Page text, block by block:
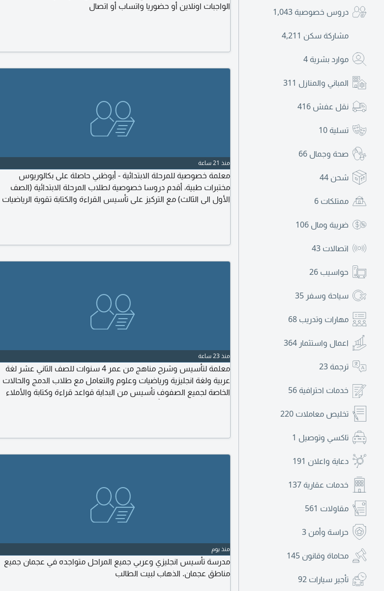
دروس خصوصية 1,043
مشاركة سكن 4,211
موارد بشرية 4
المباني والمنازل 311
نقل عفش 416
تسلية 10
صحة وجمال 66
شحن 44
ممتلكات 6
ضريبة ومال 106
اتصالات 43
حواسيب 26
سياحة وسفر 35
مهارات وتدريب 68
اعمال واستثمار 364
ترجمة 23
خدمات احترافية 56
تخليص معاملات 220
تاكسي وتوصيل 1
دعاية واعلان 191
خدمات عقارية 137
مقاولات 561
حراسة وأمن 3
محاماة وقانون 145
تأجير سيارات 92
الواجبات اونلاين أو حضوريا واتساب أو اتصال
منذ 21 ساعة
معلمة خصوصية للمرحلة الابتدائية - أبوظبي حاصلة على بكالوريوس
مختبرات طبية، أقدم دروسا خصوصية لطلاب المرحلة الابتدائية (الصف
الأول الى الثالث) مع التركيز على تأسيس القراءة والكتابة تقوية الرياضيات
منذ 23 ساعة
معلمة لتأسيس وشرح مناهج من عمر 4 سنوات للصف الثاني عشر لغة
عربية ولغة انجليزية ورياضيات وعلوم والتعامل مع طلاب الدمج والحالات
الخاصة لجميع الصفوف تأسيس من البداية قواعد قراءة وكتابة والأملاء
منذ يوم
مدرسة تأسيس انجليزي وعربي جميع المراحل متواجده في عجمان جميع
مناطق عجمان. الذهاب لبيت الطالب